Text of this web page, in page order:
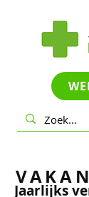
Jaarlijks